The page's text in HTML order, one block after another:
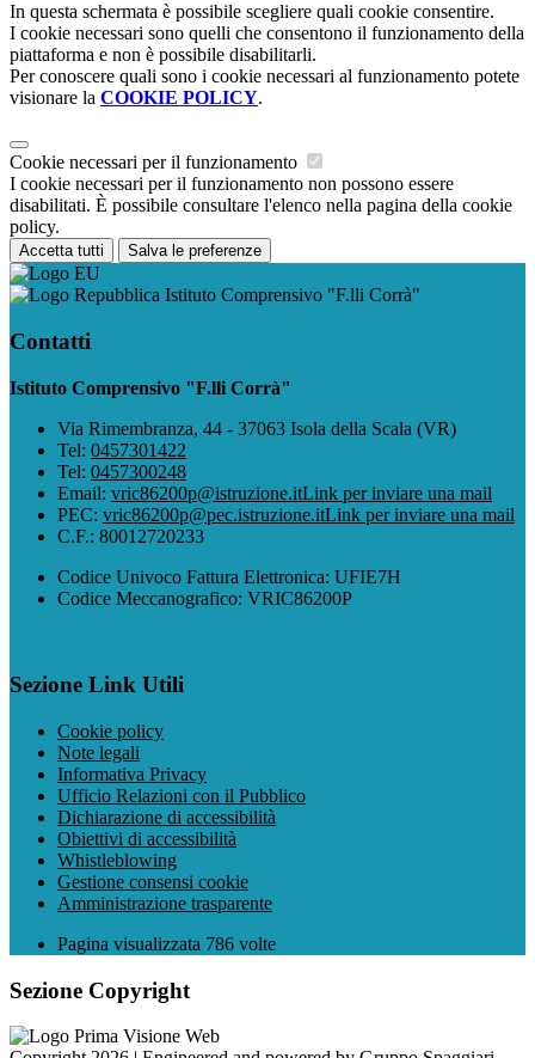
In questa schermata è possibile scegliere quali cookie consentire.
I cookie necessari sono quelli che consentono il funzionamento della
piattaforma e non è possibile disabilitarli.
Per conoscere quali sono i cookie necessari al funzionamento potete
visionare la COOKIE POLICY.
Cookie necessari per il funzionamento
I cookie necessari per il funzionamento non possono essere
disabilitati. È possibile consultare l'elenco nella pagina della cookie
policy.
Accetta tutti Salva le preferenze
Istituto Comprensivo "F.lli Corrà"
Contatti
Istituto Comprensivo "F.lli Corrà"
Via Rimembranza, 44 - 37063 Isola della Scala (VR)
Tel: 0457301422
Tel: 0457300248
Email: vric86200p@istruzione.itLink per inviare una mail
PEC: vric86200p@pec.istruzione.itLink per inviare una mail
C.F.: 80012720233
Codice Univoco Fattura Elettronica: UFIE7H
Codice Meccanografico: VRIC86200P
Sezione Link Utili
Cookie policy
Note legali
Informativa Privacy
Ufficio Relazioni con il Pubblico
Dichiarazione di accessibilità
Obiettivi di accessibilità
Whistleblowing
Gestione consensi cookie
Amministrazione trasparente
Pagina visualizzata 786 volte
Sezione Copyright